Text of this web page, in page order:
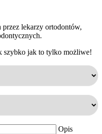
lekarzy ortodontów,
szybko jak to tylko możliwe!
Opis